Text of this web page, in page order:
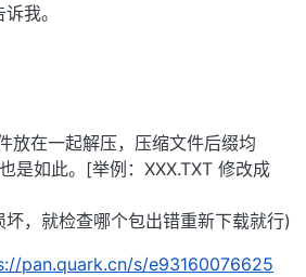
我。
放在一起解压，压缩文件后缀均
是如此。[举例：XXX.TXT 修改成
，就检查哪个包出错重新下载就行)
pan.quark.cn/s/e93160076625